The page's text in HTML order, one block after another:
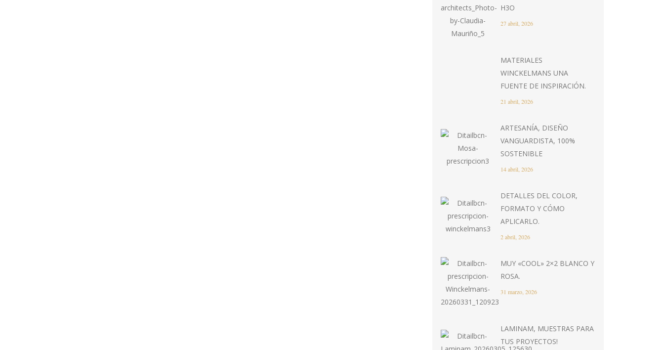
H3O
27 abril, 2026
MATERIALES
WINCKELMANS UNA
FUENTE DE INSPIRACIÓN.
21 abril, 2026
ARTESANÍA, DISEÑO
VANGUARDISTA, 100%
SOSTENIBLE
14 abril, 2026
DETALLES DEL COLOR,
FORMATO Y CÓMO
APLICARLO.
2 abril, 2026
MUY «COOL» 2×2 BLANCO Y
ROSA.
31 marzo, 2026
LAMINAM, MUESTRAS PARA
TUS PROYECTOS!